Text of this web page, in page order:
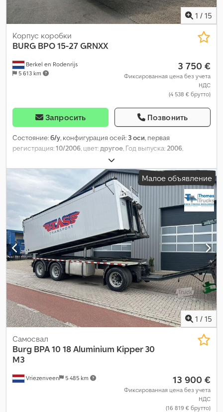
1 / 15
Berkel en Rodenrijs
5 613 km
Корпус коробки
BURG BPO 15-27 GRNXX
3 750 €
Фиксированная цена без учета
НДС
(4 538 € брутто)
Запросить Позвонить
Состояние:б/у, конфигурация осей: 3 оси, первая
регистрация:10/2006, цвет:другое, Год выпуска:2006,
Малое объявление
1 / 15
Vriezenveen 5 485 km
Самосвал
Burg BPA 10 18 Aluminium Kipper 30
M3
13 900 €
Фиксированная цена без учета
НДС
(16 819 € брутто)